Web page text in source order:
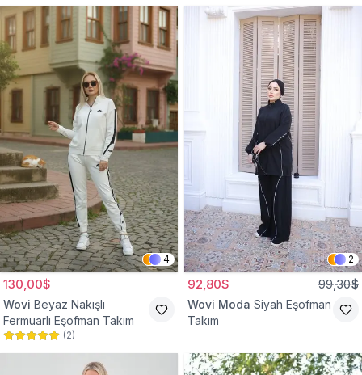
4
130,00$
Wovi Beyaz Nakışlı
Fermuarlı Eşofman Takım
(2)
2
92,80$ 99,30$
Wovi Moda Siyah Eşofman
Takım